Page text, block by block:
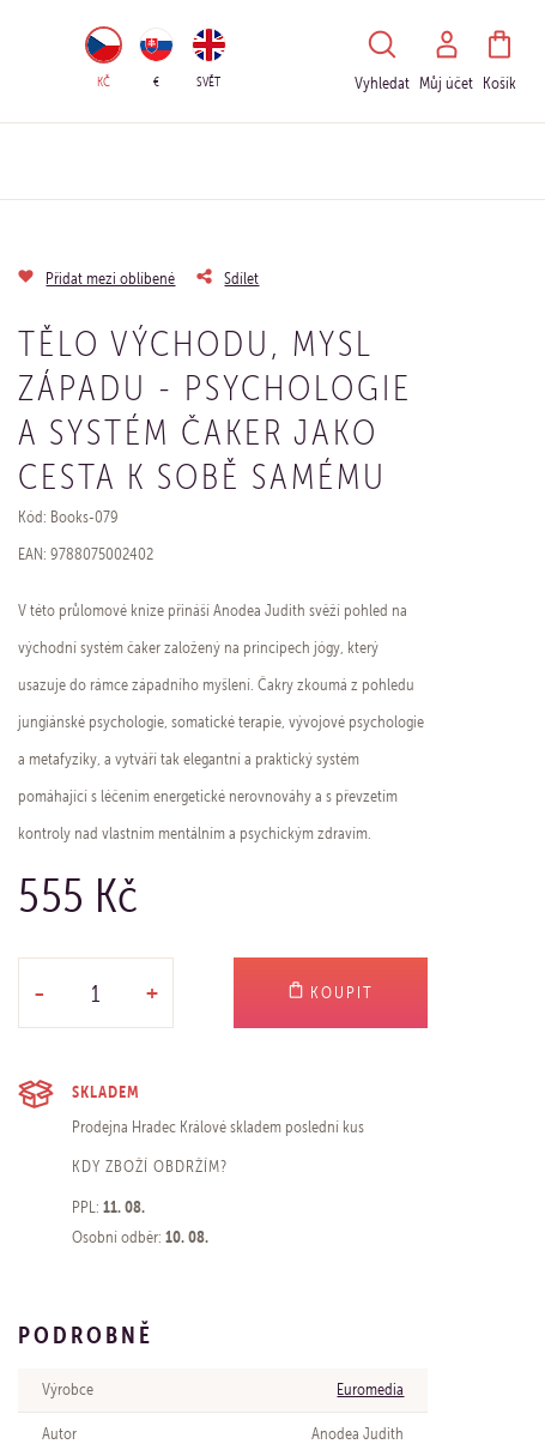
KČ € SVĚT Vyhledat Můj účet Košík
Přidat mezi oblíbené Sdílet
TĚLO VÝCHODU, MYSL
ZÁPADU - PSYCHOLOGIE
A SYSTÉM ČAKER JAKO
CESTA K SOBĚ SAMÉMU
Kód: Books-079
EAN: 9788075002402
V této průlomové knize přináší Anodea Judith svěží pohled na
východní systém čaker založený na principech jógy, který
usazuje do rámce západního myšlení. Čakry zkoumá z pohledu
jungiánské psychologie, somatické terapie, vývojové psychologie
a metafyziky, a vytváří tak elegantní a praktický systém
pomáhající s léčením energetické nerovnováhy a s převzetím
kontroly nad vlastním mentálním a psychickým zdravím.
555 Kč
- + KOUPIT
SKLADEM
Prodejna Hradec Královéskladem poslední kus
KDY ZBOŽÍ OBDRŽÍM?
PPL:11. 08.
Osobní odběr:10. 08.
PODROBNĚ
Výrobce Euromedia
Autor Anodea Judith